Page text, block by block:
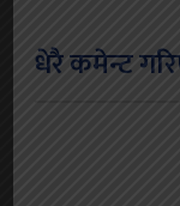
धेरै कमेन्ट